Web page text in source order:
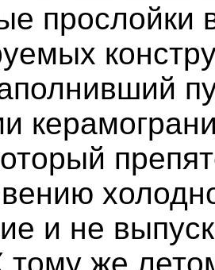
прослойки
и не
тому же